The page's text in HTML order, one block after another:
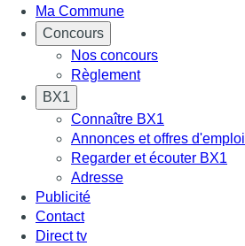
Ma Commune
Concours
Nos concours
Règlement
BX1
Connaître BX1
Annonces et offres d'emploi
Regarder et écouter BX1
Adresse
Publicité
Contact
Direct tv